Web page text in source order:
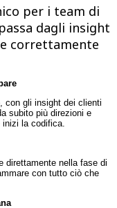
per i team di
dagli insight
correttamente
con gli insight dei clienti
subito più direzioni e
inizi la codifica.
direttamente nella fase di
con tutto ciò che